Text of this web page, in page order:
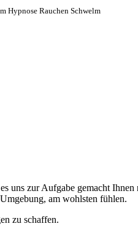
Hypnose Rauchen Schwelm
uns zur Aufgabe gemacht
am wohlsten fühlen.
zu schaffen.